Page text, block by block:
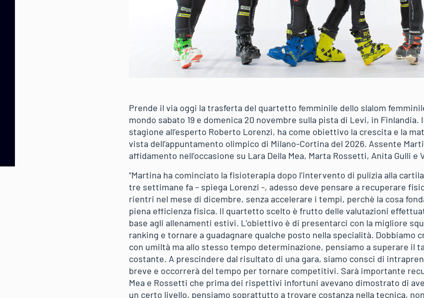
Prende il via oggi la trasferta del quartetto femminile dello slalom
mondo sabato 19 e domenica 20 novembre sulla pista di Levi, in
stagione all’esperto Roberto Lorenzi, ha come obiettivo la crescita e la
vista dell’appuntamento olimpico di Milano-Cortina del 2026. Assente
affidamento nell’occasione su Lara Della Mea, Marta Rossetti, Anita Gulli e
“Martina ha cominciato la fisioterapia dopo l’intervento di pulizia alla
tre settimane fa – spiega Lorenzi -, adesso deve pensare a recuperare
rientri nel mese di dicembre, senza accelerare i tempi, perchè la cosa
piena efficienza fisica. Il quartetto scelto è frutto delle valutazioni
base agli allenamenti estivi. L’obiettivo è di presentarci con la migliore
ranking e tornare a guadagnare qualche posto nella specialità. Dobbiamo
con umiltà ma allo stesso tempo determinazione, pensiamo a superare il
costante. A prescindere dal risultato di una gara, siamo consci di
breve e occorrerà del tempo per tornare competitivi. Sarà importante
Mea e Rossetti che prima dei rispettivi infortuni avevano dimostrato di
un certo livello, pensiamo soprattutto a trovare costanza nella tecnica,